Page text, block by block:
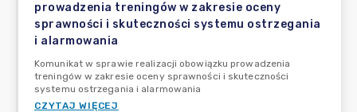
prowadzenia treningów w zakresie oceny
sprawności i skuteczności systemu ostrzegania
i alarmowania
Komunikat w sprawie realizacji obowiązku prowadzenia
treningów w zakresie oceny sprawności i skuteczności
systemu ostrzegania i alarmowania
CZYTAJ WIĘCEJ